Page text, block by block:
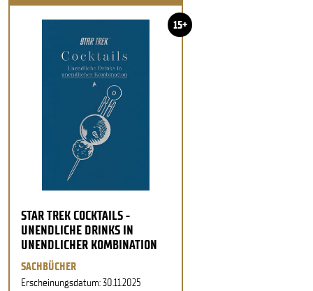
15+
STAR TREK COCKTAILS -
UNENDLICHE DRINKS IN
UNENDLICHER KOMBINATION
SACHBÜCHER
Erscheinungsdatum: 30.11.2025